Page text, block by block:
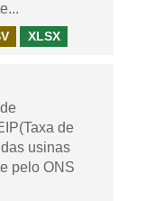
XLSX
de
usinas
pelo ONS